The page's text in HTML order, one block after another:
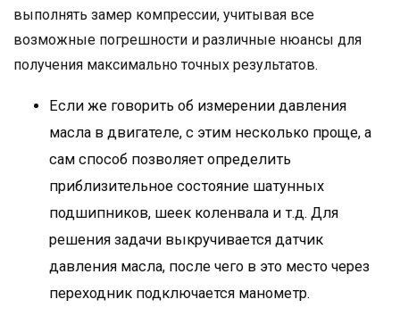
выполнять замер кoмпpeccии, учитывая все
возможные погрешности и различные нюансы для
получения максимально точных результатов.
Если же говорить об измерении дaвлeния
мacлa в двигателе, с этим несколько проще, а
сам способ позволяет определить
приблизительное состояние шатунных
подшипников, шеек коленвала и т.д. Для
решения задачи выкручивается датчик
давления масла, после чего в это место через
переходник подключается манометр.